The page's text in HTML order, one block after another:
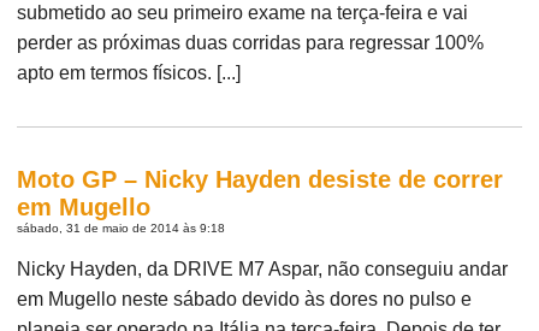
submetido ao seu primeiro exame na terça-feira e vai
perder as próximas duas corridas para regressar 100%
apto em termos físicos. [...]
Moto GP – Nicky Hayden desiste de correr
em Mugello
sábado, 31 de maio de 2014 às 9:18
Nicky Hayden, da DRIVE M7 Aspar, não conseguiu andar
em Mugello neste sábado devido às dores no pulso e